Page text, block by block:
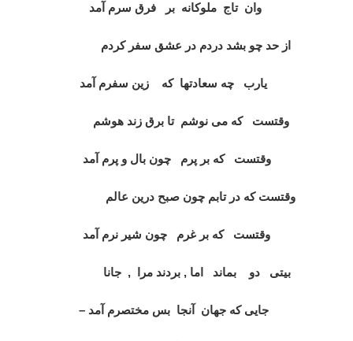
وان تاج ملوکانه بر فرق سرم آمد
از حد چو بشد دردم در عشق سفر کردم
يارب چه سعادتها که زين سفرم آمد
وقتست که می نوشم تا برق زند هوشم
وقتست که بر پرم چون بال و پرم آمد
وقتست که در تابم چون صبح درين عالم
وقتست که بر غرم چون شير نرم آمد
بيتی دو بماند اما , بردند مرا , جانا
جايی که جهان آنجا بس مختصرم آمد –